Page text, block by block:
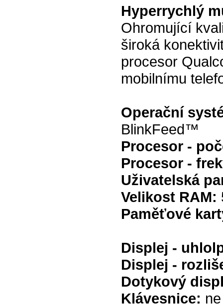
Hyperrychlý
Ohromující
široká
procesor
mobilnímu
Operační
BlinkFeed™
Procesor -
Procesor -
Uživatelská
Velikost RAM:
Paměťové
Displej -
Displej -
Dotykový
Klávesnice: ne